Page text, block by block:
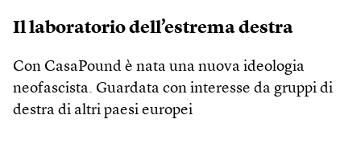
Il laboratorio dell’estrema destra
Con CasaPound è nata una nuova ideologia
neofascista. Guardata con interesse da gruppi di
destra di altri paesi europei